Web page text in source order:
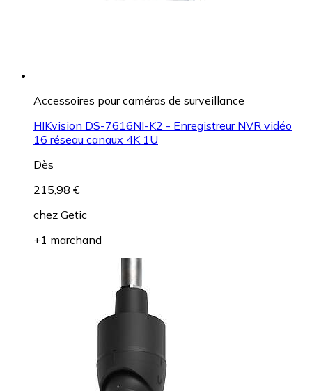
Accessoires pour caméras de surveillance
HIKvision DS-7616NI-K2 - Enregistreur NVR vidéo
16 réseau canaux 4K 1U
Dès
215,98 €
chez Getic
+1 marchand